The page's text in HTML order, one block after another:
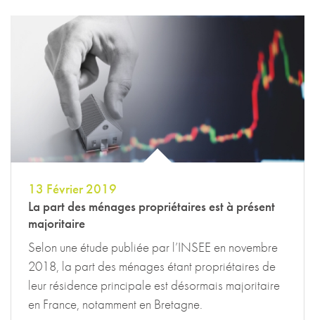
13 Février 2019
La part des ménages propriétaires est à présent
majoritaire
Selon une étude publiée par l’INSEE en novembre
2018, la part des ménages étant propriétaires de
leur résidence principale est désormais majoritaire
en France, notamment en Bretagne.